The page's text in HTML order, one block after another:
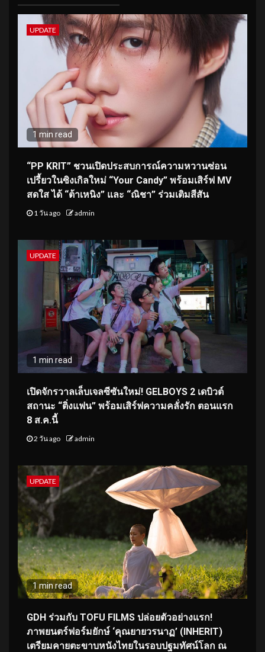
UPDATE
1 min read
“PP KRIT” ชวนเปิดประสบการณ์ความหวานซ่อน
เปรี้ยวในซิงเกิลใหม่ “Your Candy” พร้อมเสิร์ฟ MV
สดใส ได้ “ต้าเหนิง” และ “ณิชา” ร่วมเติมสีสัน
1 วัน ago admin
UPDATE
1 min read
เปิดจักรวาลเล็บเจลซีซันใหม่! GELBOYS 2 เดบิวต์
สถานะ “ติ่งแฟน” พร้อมเสิร์ฟความคลั่งรัก ตอนแรก
8 ส.ค.นี้
2 วัน ago admin
UPDATE
1 min read
GDH ร่วมกับ TOFU FILMS ปล่อยตัวอย่างแรก!
ภาพยนตร์ฟอร์มยักษ์ ‘คุณยายวรนาฏ’ (INHERIT)
เตรียมคายตะขาบหนังไทยในรอบปฐมทัศน์โลก ณ